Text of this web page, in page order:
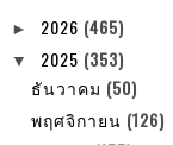
► 2026 (465)
▼ 2025 (353)
ธันวาคม (50)
พฤศจิกายน (126)